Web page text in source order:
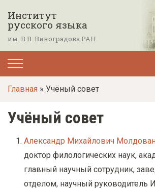
е
т
Институт
русского языка
им. В.В. Виноградова РАН
Главная » Учёный совет
Учёный совет
Александр Михайлович
доктор филологических наук,
главный научный сотрудник,
отделом, научный руководитель